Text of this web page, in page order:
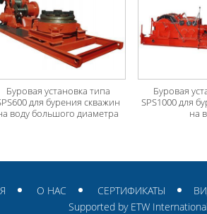
Буровая установка типа
для бурения скважин
воду большого диаметра
Буровая
SPS1000 для
на
О НАС СЕРТИФИКАТЫ
Supported by ETW